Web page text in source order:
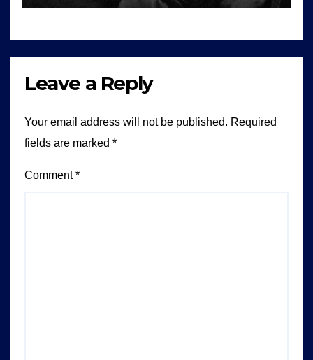
Leave a Reply
Your email address will not be published. Required
fields are marked *
Comment*